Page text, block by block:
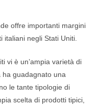
offre importanti margini
italiani negli Stati Uniti.
vi è un’ampia varietà di
ha guadagnato una
le tante tipologie di
scelta di prodotti tipici,